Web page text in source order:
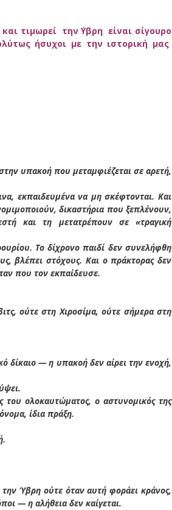
τιμωρεί την ΄Υβρη είναι σίγουρο
ήσυχοι με την ιστορική μας
υπακοή που μεταμφιέζεται σε αρετή,
εκπαιδευμένα να μη σκέφτονται. Και
δικαστήρια που ξεπλένουν,
και τη μετατρέπουν σε «τραγική
Το δίχρονο παιδί δεν συνελήφθη
βλέπει στόχους. Και ο πράκτορας δεν
που τον εκπαίδευσε.
ούτε στη Χιροσίμα, ούτε σήμερα στη
δίκαιο — η υπακοή δεν αίρει την ενοχή,
του ολοκαυτώματος, ο αστυνομικός της
ίδια πράξη.
Ύβρη ούτε όταν αυτή φοράει κράνος,
— η αλήθεια δεν καίγεται.